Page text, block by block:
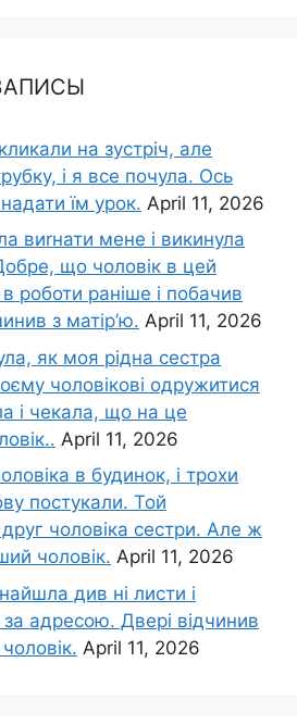
на зустріч, але
і я все почула. Ось
їм урок. April 11, 2026
виrнати мене і викинула
що чоловік в цей
роботи раніше і побачив
з матір’ю. April 11, 2026
як моя рідна сестра
чоловікові одружитися
і чекала, що на це
April 11, 2026
в будинок, і трохи
постукали. Той
чоловіка сестри. Але ж
чоловік. April 11, 2026
див ні листи і
за адресою. Двері відчинив
April 11, 2026